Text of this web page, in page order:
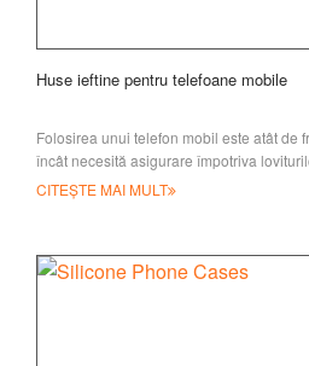
Huse ieftine pentru telefoane mobile
Folosirea unui telefon mobil este atât de
încât necesită asigurare împotriva
numeroase
CITEȘTE MAI MULT